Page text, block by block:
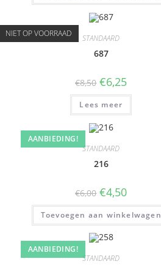
NIET OP VOORRAAD STANDAARD
687
€8,50 €6,25
Lees meer
AANBIEDING!
STANDAARD
216
€6,00 €4,50
Toevoegen aan winkelwagen
AANBIEDING!
STANDAARD